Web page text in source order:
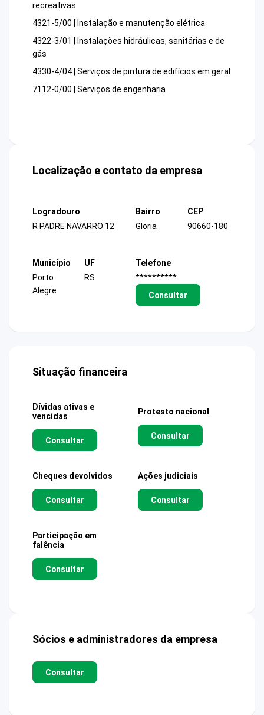
recreativas
4321-5/00 | Instalação e manutenção elétrica
4322-3/01 | Instalações hidráulicas, sanitárias e de
gás
4330-4/04 | Serviços de pintura de edifícios em geral
7112-0/00 | Serviços de engenharia
Localização e contato da empresa
Logradouro
R PADRE NAVARRO 12
Bairro
Gloria
CEP
90660-180
Município
Porto
Alegre
UF
RS
Telefone
**********
Consultar
Situação financeira
Dívidas ativas e
vencidas
Consultar
Protesto nacional
Consultar
Cheques devolvidos
Consultar
Ações judiciais
Consultar
Participação em
falência
Consultar
Sócios e administradores da empresa
Consultar